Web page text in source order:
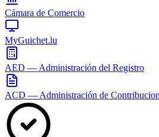
Cámara de Comercio
MyGuichet.lu
AED — Administración del Registro
ACD — Administración de